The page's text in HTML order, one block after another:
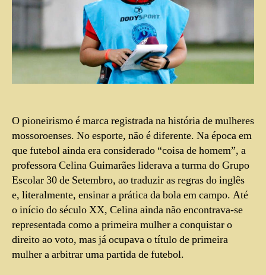
O pioneirismo é marca registrada na história de mulheres
mossoroenses. No esporte, não é diferente. Na época em
que futebol ainda era considerado “coisa de homem”, a
professora Celina Guimarães liderava a turma do Grupo
Escolar 30 de Setembro, ao traduzir as regras do inglês
e, literalmente, ensinar a prática da bola em campo. Até
o início do século XX, Celina ainda não encontrava-se
representada como a primeira mulher a conquistar o
direito ao voto, mas já ocupava o título de primeira
mulher a arbitrar uma partida de futebol.